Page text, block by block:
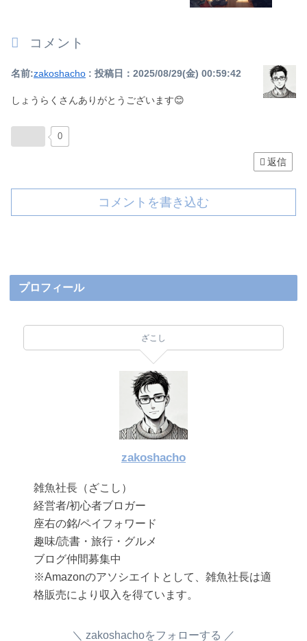
コメント
名前:zakoshacho : 投稿日：2025/08/29(金) 00:59:42
しょうらくさんありがとうございます😊
0
返信
コメントを書き込む
プロフィール
ざこし
zakoshacho
雑魚社長（ざこし）
経営者/初心者ブロガー
座右の銘/ペイフォワード
趣味/読書・旅行・グルメ
ブログ仲間募集中
※Amazonのアソシエイトとして、雑魚社長は適
格販売により収入を得ています。
zakoshachoをフォローする